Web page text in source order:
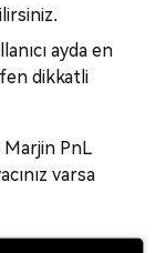
ayda en
dikkatli
Marjin PnL
varsa